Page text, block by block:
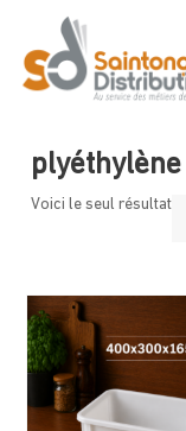
content
plyéthylène
Voici le seul résultat